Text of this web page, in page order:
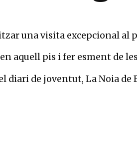
una visita excepcional al
aquell pis i fer esment de
diari de joventut, La Noia de